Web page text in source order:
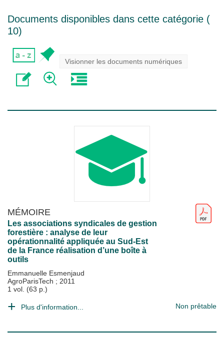
Documents disponibles dans cette catégorie (
10)
Visionner les documents numériques
MÉMOIRE
Les associations syndicales de gestion
forestière : analyse de leur
opérationnalité appliquée au Sud-Est
de la France réalisation d’une boîte à
outils
Emmanuelle Esmenjaud
AgroParisTech ; 2011
1 vol. (63 p.)
Plus d'information... Non prêtable